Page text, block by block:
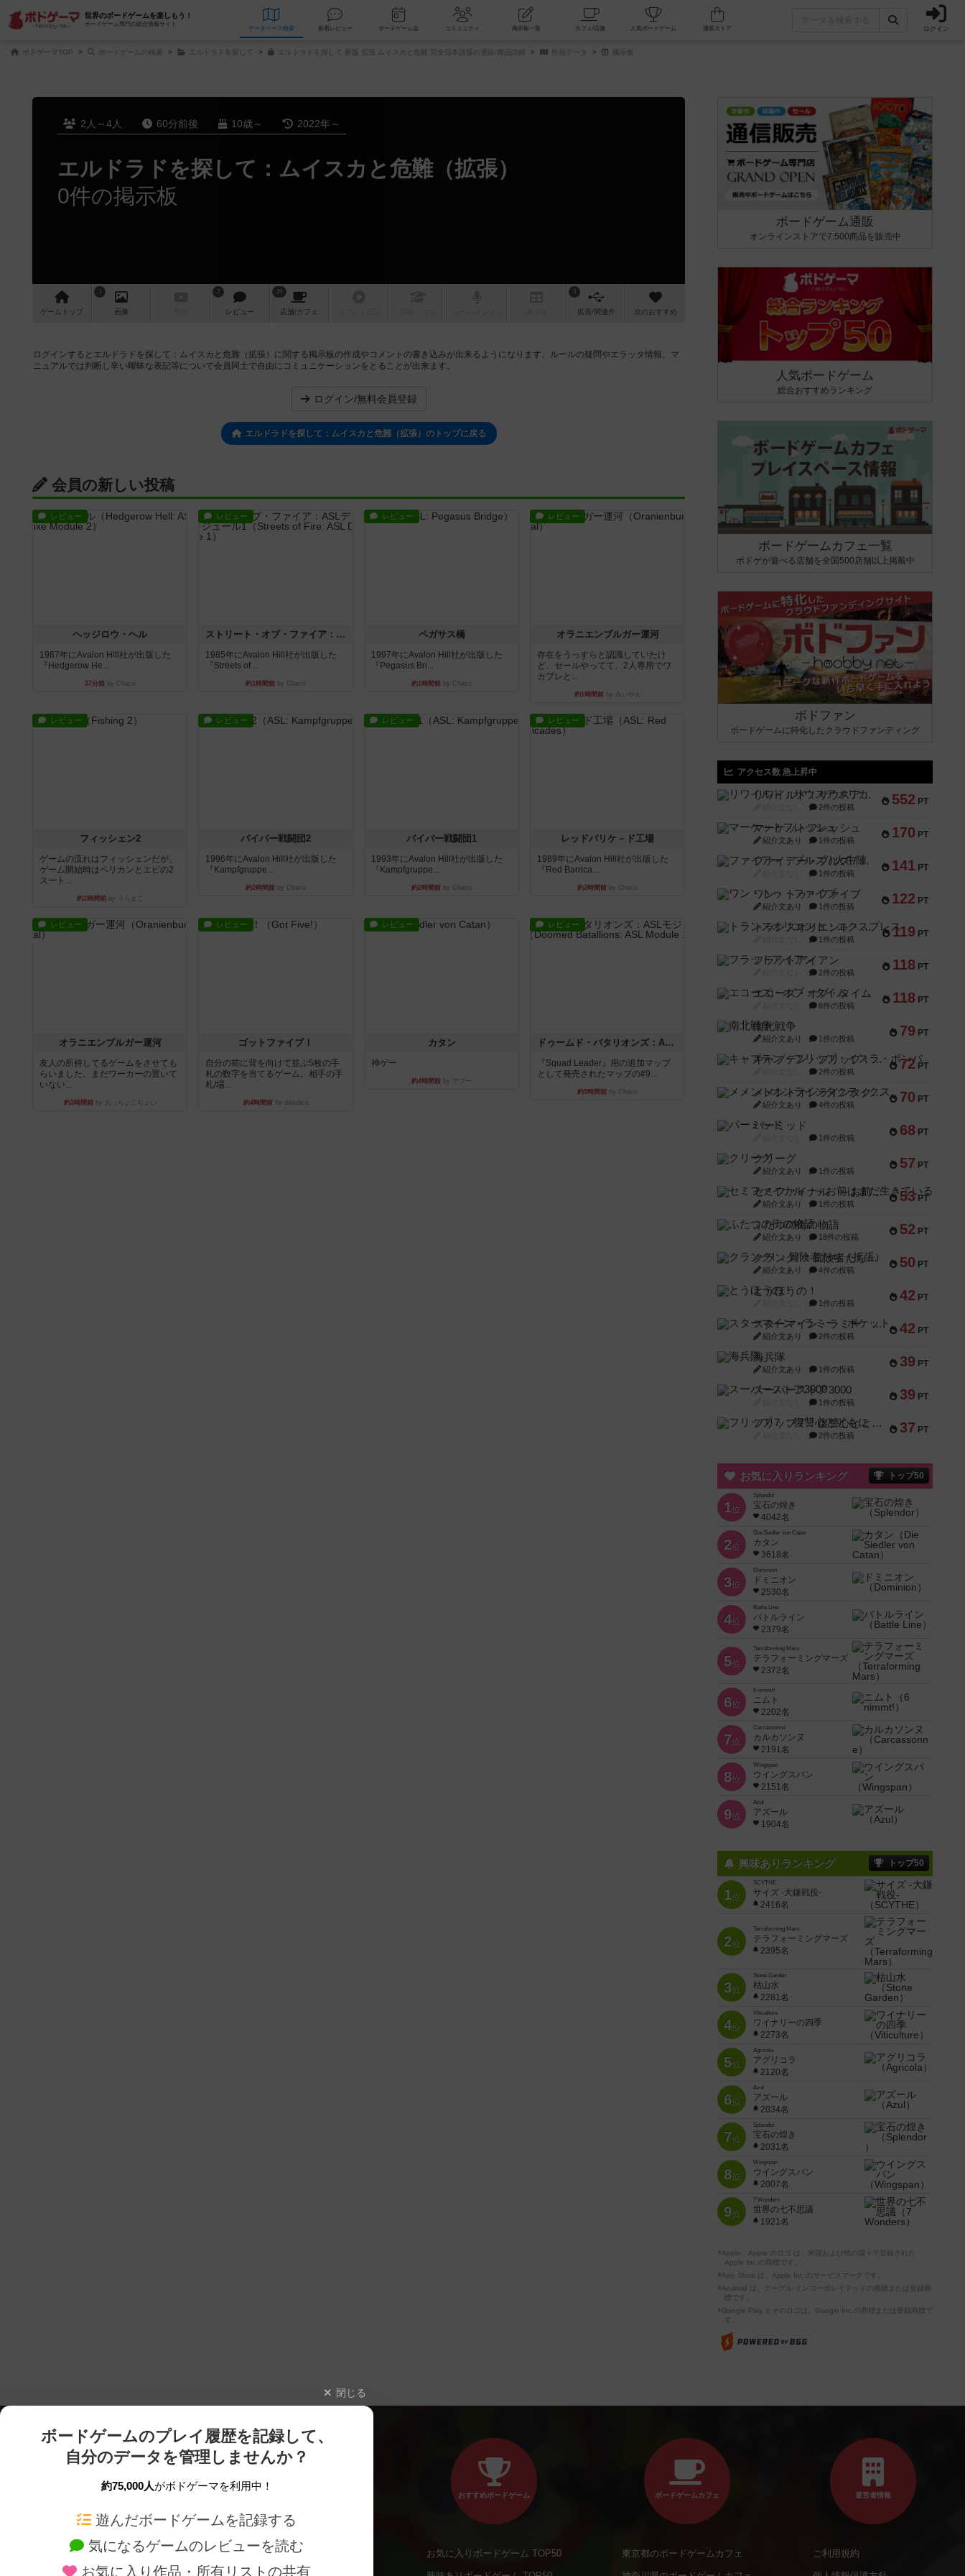
世界のボードゲームを楽しもう！
ボードゲーム専門の総合情報サイト
データベース 検索 新着レビュー ボードゲーム会 コミュニティ 掲示板一覧 カフェ/店舗 人気ボードゲーム ログイン
ボドゲーマTOP ボードゲームの検索 エルドラドを探して エルドラドを探して 新版 拡張 ムイスカと危難 完全日本語版の通販/商品詳細 作品データ 掲示板
2人～4人 60分前後 10歳～ 2022年～
エルドラドを探して：ムイスカと危難（拡張）
0件の掲示板
ゲーム トップ
1
画像
2
レビュー
29
店舗/カフェ
3
拡張/関連作 次のおすすめ
ログインするとエルドラドを探して：ムイスカと危難（拡張）に関する掲示板の作成やコメントの書き込みが出来るようになります。ルールの疑問やエラッタ情報、マ
ニュアルでは判断し辛い曖昧な表記等について会員同士で自由にコミュニケーションをとることが出来ます。
ログイン/無料会員登録
エルドラドを探して：ムイスカと危難（拡張）のトップに戻る
会員の新しい投稿
レビュー
ヘッジロウ・ヘル
1987年にAvalon Hill社が出版した
『Hedgerow He...
37分前by Chaco
レビュー
ストリート・オブ・ファイア：ASLデラックスモジュール1
1985年にAvalon Hill社が出版した
『Streets of ...
約1時間前 by Chaco
レビュー
ペガサス橋
1997年にAvalon Hill社が出版した
『Pegasus Bri...
約1時間前 by Chaco
レビュー
オラニエンブルガー運河
存在をうっすらと認識していたけ
ど、セールやってて、2人専用でワ
カプレと...
約1時間前by みいやん
レビュー
フィッシェン2
ゲームの流れはフィッシェンだが、
ゲーム開始時はペリカンとエビの2
スート...
約2時間前by うらまこ
レビュー
パイパー戦闘団2
1996年にAvalon Hill社が出版した
『Kampfgruppe...
約2時間前 by Chaco
レビュー
パイパー戦闘団1
1993年にAvalon Hill社が出版した
『Kampfgruppe...
約2時間前 by Chaco
レビュー
レッドバリケ－ド工場
1989年にAvalon Hill社が出版した
『Red Barrica...
約2時間前 by Chaco
レビュー
オラニエンブルガー運河
友人の所持してるゲームをさせても
らいました。まだワーカーの置いて
いない...
約3時間前by おっちょこちょい
レビュー
ゴットファイブ！
自分の前に背を向けて並ぶ5枚の手
札の数字を当てるゲーム。相手の手
札/場...
約4時間前by daisdice
レビュー
カタン
神ゲー
約4時間前 by アプー
レビュー
ドゥームド・バタリオンズ：ASLモジュール11
『Squad Leader』用の追加マップ
として発売されたマップの#9...
約5時間前 by Chaco
ボードゲーム通販
オンラインストアで7,500商品を販売中
人気ボードゲーム
総合おすすめランキング
ボードゲームカフェ一覧
ボドゲが遊べる店舗を全国500店舗以上掲載中
ボドファン
ボードゲームに特化したクラウドファンディング
アクセス数 急上昇中
552 PT
リワイルド：サウスアメリカ
2件の投稿
170 PT
マーケットフレッシュ
紹介文あり 1件の投稿
141 PT
ファイアー・ブルズ / 火牛陣
1件の投稿
122 PT
ワン・トゥ・ファイブ
紹介文あり 1件の投稿
119 PT
トランスオリエント・エクスプレス
1件の投稿
118 PT
フラットアイアン
2件の投稿
118 PT
エコーズ・オブ・タイム
8件の投稿
79 PT
南北戦争
紹介文あり 1件の投稿
72 PT
キャプテン・フリップ：イスラ・ボンバ
2件の投稿
70 PT
メメントオンラインタクティクス
紹介文あり 4件の投稿
68 PT
パーミッド
1件の投稿
57 PT
クリーグ
紹介文あり 1件の投稿
53 PT
セミファイナル ～お前はまだ生きている～
紹介文あり 1件の投稿
52 PT
ふたつの街の物語
紹介文あり 18件の投稿
50 PT
クランク! ：冒険者たち（拡張）
紹介文あり 4件の投稿
42 PT
とうほうの！
1件の投稿
42 PT
スターマイン・ラミー ポケット
紹介文あり 2件の投稿
39 PT
海兵隊
紹介文あり 1件の投稿
39 PT
スーパーストア3000
1件の投稿
37 PT
フリップ７：復讐心とともに
2件の投稿
お気に入りランキング トップ50
1位
Splendor
宝石の煌き
4042名
2位
Die Siedler von Catan
カタン
3618名
3位
Dominion
ドミニオン
2530名
4位
Battle Line
バトルライン
2379名
5位
Terraforming Mars
テラフォーミングマーズ
2372名
6位
6 nimmt!
ニムト
2202名
7位
Carcassonne
カルカソンヌ
2191名
8位
Wingspan
ウイングスパン
2151名
9位
Azul
アズール
1904名
興味ありランキング トップ50
1位
SCYTHE
サイズ -大鎌戦役-
2416名
2位
Terraforming Mars
テラフォーミングマーズ
2395名
3位
Stone Garden
枯山水
2281名
4位
Viticulture
ワイナリーの四季
2273名
5位
Agricola
アグリコラ
2120名
6位
Azul
アズール
2034名
7位
Splendor
宝石の煌き
2031名
8位
Wingspan
ウイングスパン
2007名
9位
7 Wonders
世界の七不思議
1921名
※Apple、Apple のロゴ は、米国および他の国々で登録された
Apple Inc.の商標です。
※App Store は、Apple Inc.のサービスマークです。
※Android は、グーグル インコーポレイテッドの商標または登録商
標です。
※Google Play とそのロゴは、Google Inc.の商標または登録商標で
す。
閉じる
ボードゲームのプレイ履歴を記録して、
自分のデータを管理しませんか？
約75,000人がボドゲーマを利用中！
遊んだボードゲームを記録する
気になるゲームのレビューを読む
お気に入り作品・所有リストの共有
ボードゲームを検索する 新作・再入荷情報
おすすめボードゲーム
お気に入りボードゲーム TOP50
ボードゲームカフェ
東京都のボードゲームカフェ
運営者情報
ご利用規約